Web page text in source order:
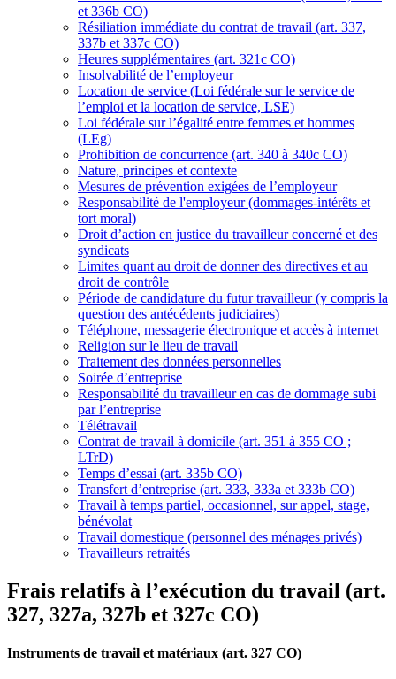
et 336b CO)
Résiliation immédiate du contrat de travail (art. 337,
337b et 337c CO)
Heures supplémentaires (art. 321c CO)
Insolvabilité de l’employeur
Location de service (Loi fédérale sur le service de
l’emploi et la location de service, LSE)
Loi fédérale sur l’égalité entre femmes et hommes
(LEg)
Prohibition de concurrence (art. 340 à 340c CO)
Nature, principes et contexte
Mesures de prévention exigées de l’employeur
Responsabilité de l'employeur (dommages-intérêts et
tort moral)
Droit d’action en justice du travailleur concerné et des
syndicats
Limites quant au droit de donner des directives et au
droit de contrôle
Période de candidature du futur travailleur (y compris la
question des antécédents judiciaires)
Téléphone, messagerie électronique et accès à internet
Religion sur le lieu de travail
Traitement des données personnelles
Soirée d’entreprise
Responsabilité du travailleur en cas de dommage subi
par l’entreprise
Télétravail
Contrat de travail à domicile (art. 351 à 355 CO ;
LTrD)
Temps d’essai (art. 335b CO)
Transfert d’entreprise (art. 333, 333a et 333b CO)
Travail à temps partiel, occasionnel, sur appel, stage,
bénévolat
Travail domestique (personnel des ménages privés)
Travailleurs retraités
Frais relatifs à l’exécution du travail (art.
327, 327a, 327b et 327c CO)
Instruments de travail et matériaux (art. 327 CO)